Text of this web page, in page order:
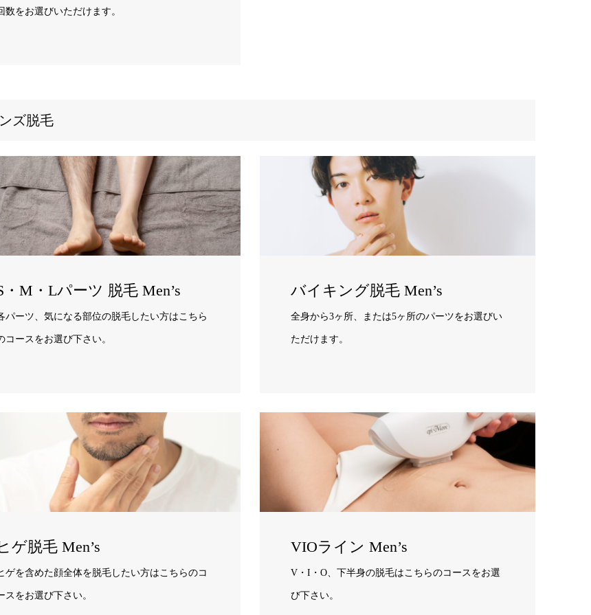
数をお選びいただけます。
ズ脱毛
・M・Lパーツ 脱毛 Men’s
パーツ、気になる部位の脱毛したい方はこちら
コースをお選び下さい。
バイキング脱毛 Men’s
全身から3ヶ所、または5ヶ所のパーツをお選びい
ただけます。
ゲ脱毛 Men’s
ゲを含めた顔全体を脱毛したい方はこちらのコ
スをお選び下さい。
VIOライン Men’s
V・I・O、下半身の脱毛はこちらのコースをお選
び下さい。